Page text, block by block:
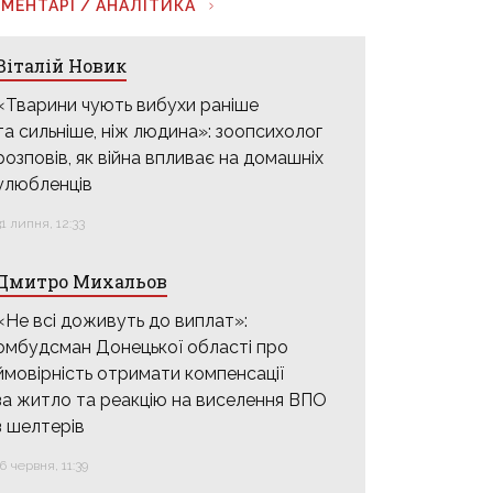
/ АНАЛІТИКА
Новик
чують вибухи раніше
сильніше, ніж людина»: зоопсихолог
як війна впливає на домашніх
липня, 12:33
Михальов
всі доживуть до виплат»:
Донецької області про
отримати компенсації
житло та реакцію на виселення ВПО
шелтерів
червня, 11:39